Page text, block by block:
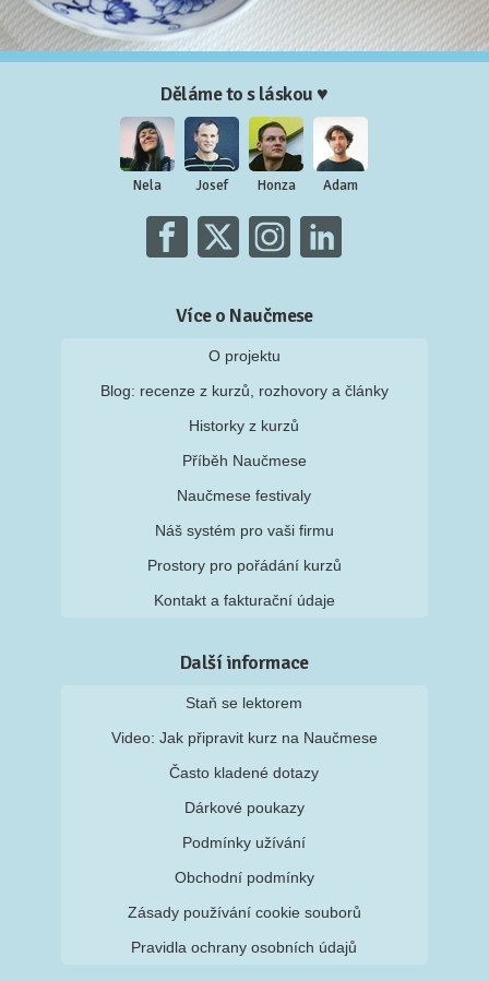
Děláme to s láskou ♥
Nela Josef Honza Adam
Více o Naučmese
O projektu
Blog: recenze z kurzů, rozhovory a články
Historky z kurzů
Příběh Naučmese
Naučmese festivaly
Náš systém pro vaši firmu
Prostory pro pořádání kurzů
Kontakt a fakturační údaje
Další informace
Staň se lektorem
Video: Jak připravit kurz na Naučmese
Často kladené dotazy
Dárkové poukazy
Podmínky užívání
Obchodní podmínky
Zásady používání cookie souborů
Pravidla ochrany osobních údajů